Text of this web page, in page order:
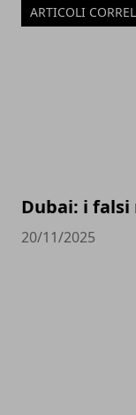
ARTICOLI
Dubai: i
20/11/2025